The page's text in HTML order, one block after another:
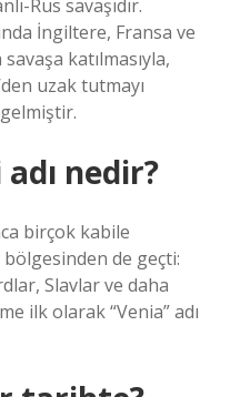
Rus savaşıdır.
İngiltere, Fransa ve
katılmasıyla,
uzak tutmayı
adı nedir?
birçok kabile
bölgesinden de geçti:
Slavlar ve daha
ilk olarak “Venia” adı